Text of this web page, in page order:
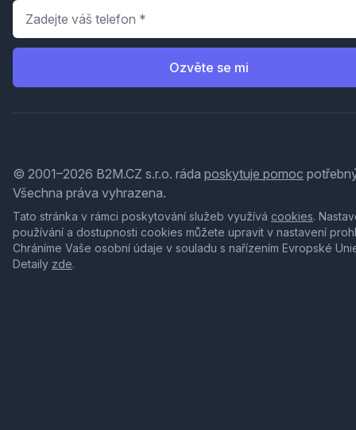
Telefon
Ozvěte se mi
© 2001–2026 B2M.CZ s.r.o. ráda poskytuje pomoc
Všechna práva vyhrazena.
Tato stránka v rámci poskytování služeb využívá cookies.
používání a dostupnosti cookies můžete upravit v nastavení
Chráníme Vaše osobní údaje v souladu s nařízením Evropské
Detaily zde.